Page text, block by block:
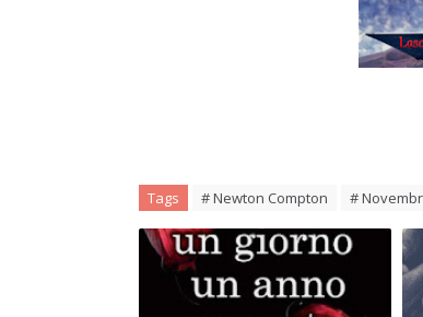
Tags # Newton Compton #